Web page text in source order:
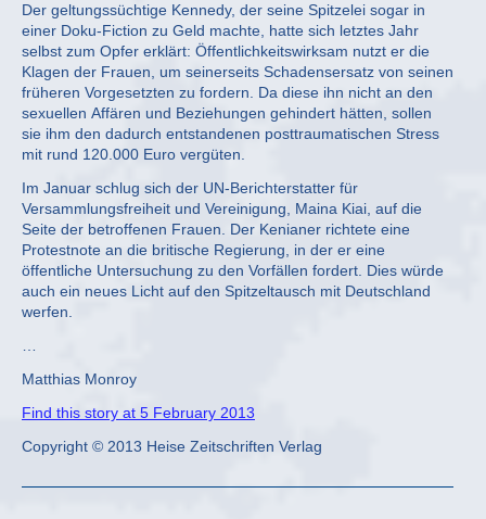
Der geltungssüchtige Kennedy, der seine Spitzelei sogar in
einer Doku-Fiction zu Geld machte, hatte sich letztes Jahr
selbst zum Opfer erklärt: Öffentlichkeitswirksam nutzt er die
Klagen der Frauen, um seinerseits Schadensersatz von seinen
früheren Vorgesetzten zu fordern. Da diese ihn nicht an den
sexuellen Affären und Beziehungen gehindert hätten, sollen
sie ihm den dadurch entstandenen posttraumatischen Stress
mit rund 120.000 Euro vergüten.
Im Januar schlug sich der UN-Berichterstatter für
Versammlungsfreiheit und Vereinigung, Maina Kiai, auf die
Seite der betroffenen Frauen. Der Kenianer richtete eine
Protestnote an die britische Regierung, in der er eine
öffentliche Untersuchung zu den Vorfällen fordert. Dies würde
auch ein neues Licht auf den Spitzeltausch mit Deutschland
werfen.
Matthias Monroy
Find this story at 5 February 2013
Copyright © 2013 Heise Zeitschriften Verlag